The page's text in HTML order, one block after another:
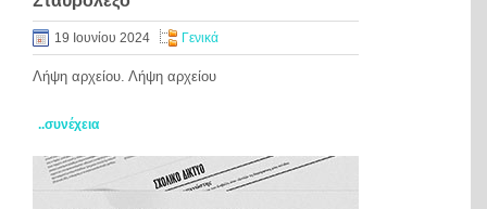
19 Ιουνίου 2024 Γενικά
Λήψη αρχείου. Λήψη αρχείου
..συνέχεια